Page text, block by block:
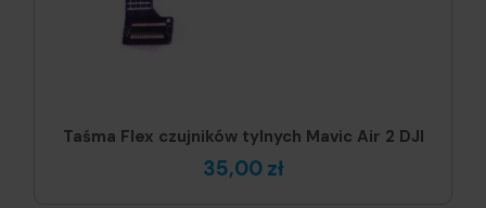
Taśma Flex czujników tylnych Mavic Air 2 DJI
35,00 zł